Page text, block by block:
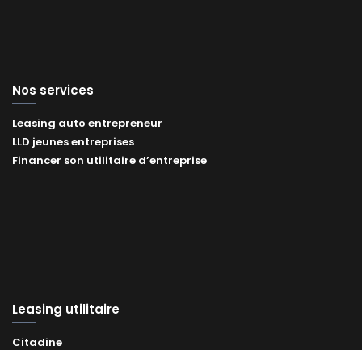
Nos services
Leasing auto entrepreneur
LLD jeunes entreprises
Financer son utilitaire d’entreprise
Leasing utilitaire
Citadine